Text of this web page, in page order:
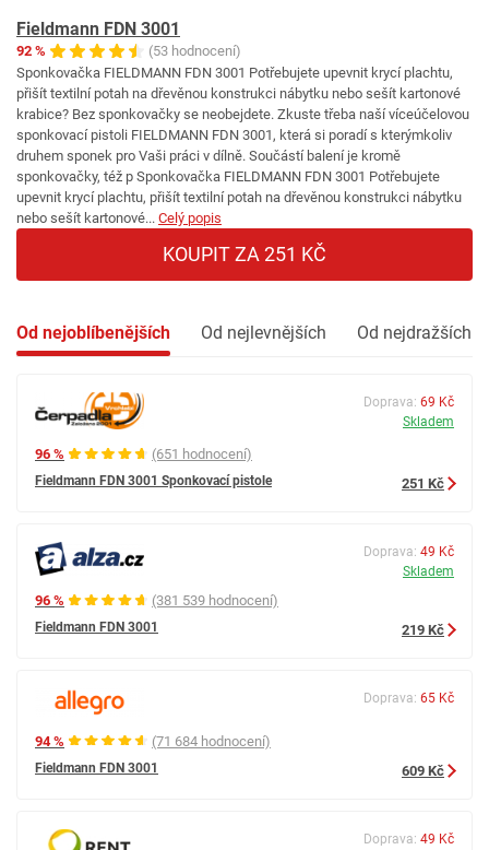
Fieldmann FDN 3001
92 %
(53 hodnocení)
Sponkovačka FIELDMANN FDN 3001 Potřebujete upevnit krycí plachtu,
přišít textilní potah na dřevěnou konstrukci nábytku nebo sešít kartonové
krabice? Bez sponkovačky se neobejdete. Zkuste třeba naší víceúčelovou
sponkovací pistoli FIELDMANN FDN 3001, která si poradí s kterýmkoliv
druhem sponek pro Vaši práci v dílně. Součástí balení je kromě
sponkovačky, též p Sponkovačka FIELDMANN FDN 3001 Potřebujete
upevnit krycí plachtu, přišít textilní potah na dřevěnou konstrukci nábytku
nebo sešít kartonové... Celý popis
KOUPIT ZA 251 KČ
Od nejoblíbenějších Od nejlevnějších Od nejdražších
96 % (651 hodnocení)
Fieldmann FDN 3001 Sponkovací pistole
Doprava: 69 Kč
Skladem
251 Kč
96 % (381 539 hodnocení)
Fieldmann FDN 3001
Doprava: 49 Kč
Skladem
219 Kč
94 % (71 684 hodnocení)
Fieldmann FDN 3001
Doprava: 65 Kč
609 Kč
Doprava: 49 Kč